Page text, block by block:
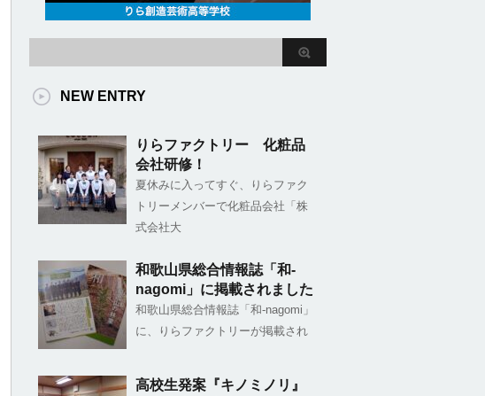
NEW ENTRY
りらファクトリー 化粧品
会社研修！
夏休みに入ってすぐ、りらファク
トリーメンバーで化粧品会社「株
式会社大
和歌山県総合情報誌「和-
nagomi」に掲載されました
和歌山県総合情報誌「和-nagomi」
に、りらファクトリーが掲載され
高校生発案『キノミノリ』